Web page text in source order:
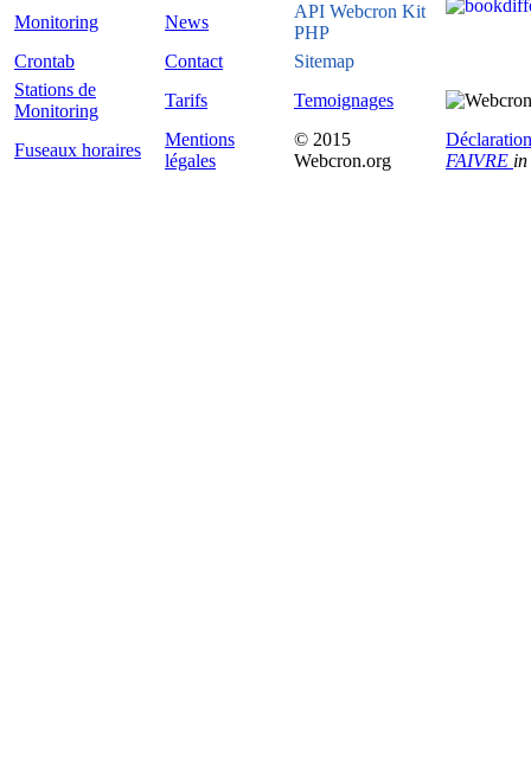
Monitoring
News
API Webcron Kit
PHP
Crontab
Contact
Sitemap
Stations de
Monitoring
Tarifs Temoignages
Fuseaux horaires
Mentions
légales
© 2015
Webcron.org
FAIVRE in